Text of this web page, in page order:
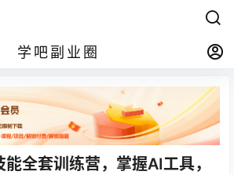
学吧副业圈
全套训练营，掌握AI工具，